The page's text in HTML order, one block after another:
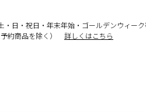
日・祝日・年末年始・ゴールデンウィーク
約商品を除く）
詳しくはこちら